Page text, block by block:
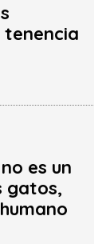
tenencia
es un
gatos,